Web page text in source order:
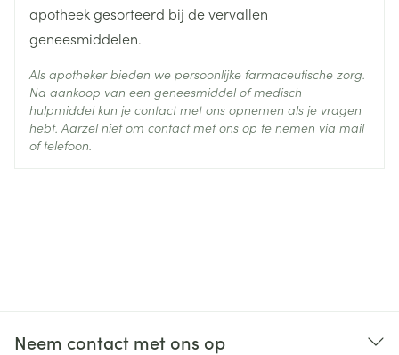
Behoud Kamertemperatuur (15°C - 25°C)
apotheek gesorteerd bij de vervallen
geneesmiddelen.
Als apotheker bieden we persoonlijke farmaceutische zorg.
Na aankoop van een geneesmiddel of medisch
hulpmiddel kun je contact met ons opnemen als je vragen
hebt. Aarzel niet om contact met ons op te nemen via mail
of telefoon.
Neem contact met ons op